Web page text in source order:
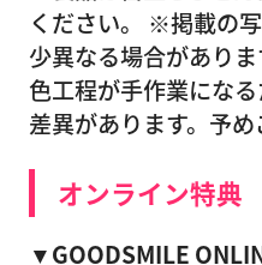
ください。 ※掲載の
少異なる場合があり
色工程が手作業にな
差異があります。予め
オンライン特典
▼GOODSMILE